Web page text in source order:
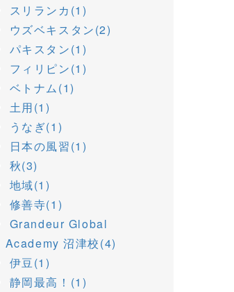
スリランカ(1)
ウズベキスタン(2)
パキスタン(1)
フィリピン(1)
ベトナム(1)
土用(1)
うなぎ(1)
日本の風習(1)
秋(3)
地域(1)
修善寺(1)
Grandeur Global
Academy 沼津校(4)
伊豆(1)
静岡最高！(1)